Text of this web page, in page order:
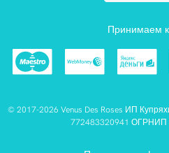
Принимаем
© 2017-2026 Venus Des Roses ИП
772483320941 ОГРНИП